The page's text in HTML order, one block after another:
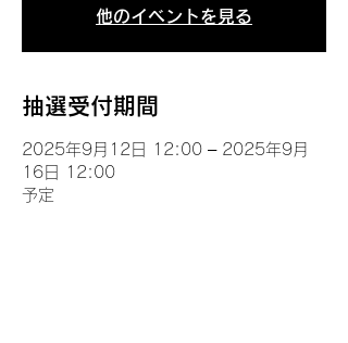
他のイベントを見る
抽選受付期間
2025年9月12日 12:00 – 2025年9月
16日 12:00
予定